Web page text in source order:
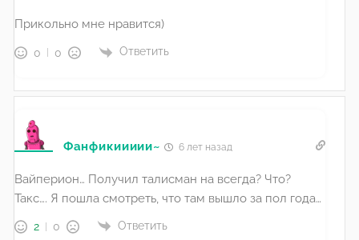
Прикольно мне нравится)
0 0 Ответить
Фанфикиииии~ 6 лет назад
Вайперион… Получил талисман на всегда? Что?
Такс…. Я пошла смотреть, что там вышло за пол года…
2 0 Ответить